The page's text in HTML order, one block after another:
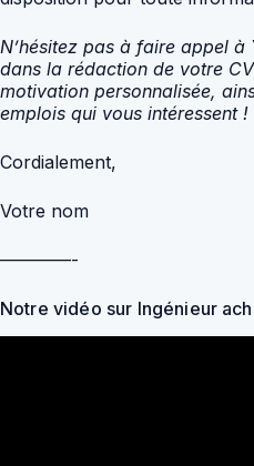
N’hésitez pas à faire appel
dans la rédaction de votre
motivation personnalisée,
emplois qui vous intéressent !
Cordialement,
Votre nom
————-
Notre vidéo sur Ingénieur